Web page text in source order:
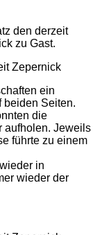
den derzeit
zu Gast.
ein
beiden Seiten.
die
aufholen. Jeweils
führte zu einem
in
wieder der